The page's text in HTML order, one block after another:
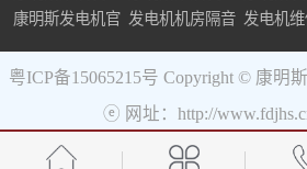
机组
机
康明斯发电机官 发电机机房隔音 发电机
粤ICP备15065215号 Copyright © 康明
ⓔ 网址：http://